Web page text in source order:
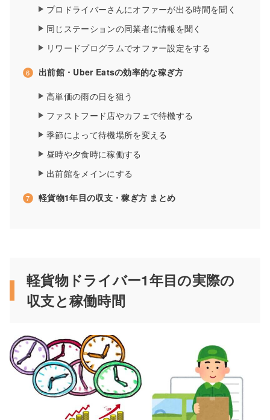
プロドライバーさんにオファーが出る時間を聞く
同じステーションの同業者に情報を聞く
リワードプログラムでオファー設定をする
出前館・Uber Eatsの効率的な稼ぎ方
高単価の雨の日を狙う
ファストフード店やカフェで待機する
季節によって待機場所を変える
昼時や夕食時に稼働する
出前館をメインにする
軽貨物1年目の収支・稼ぎ方 まとめ
軽貨物ドライバー1年目の実際の
収支と稼働時間